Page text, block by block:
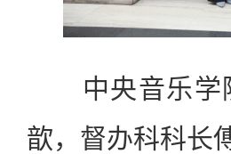
中央音乐学院
歆，督办科科长